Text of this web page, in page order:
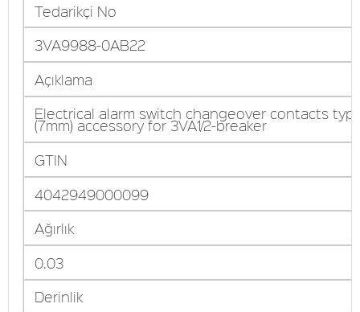
Tedarikçi No
3VA9988-0AB22
Açıklama
Electrical alarm switch changeover contacts
(7mm) accessory for 3VA1/2-breaker
GTIN
4042949000099
Ağırlık
0.03
Derinlik